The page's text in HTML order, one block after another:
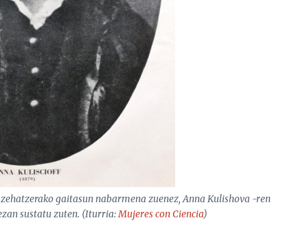
gaitasun nabarmena zuenez, Anna Kulishova -ren
sustatu zuten. (Iturria:Mujeres con Ciencia)